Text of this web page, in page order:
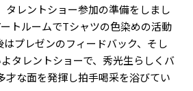
タレントショー参加の準備をしまし
トルームでTシャツの色染めの活動
はプレゼンのフィードバック、そし
タレントショーで、秀光生らしくバ
才な面を発揮し拍手喝采を浴びてい